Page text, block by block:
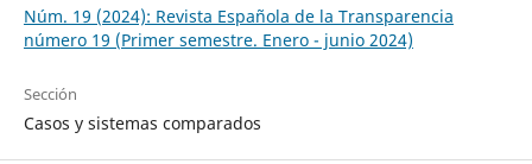
Núm. 19 (2024): Revista Española de la Transparencia
número 19 (Primer semestre. Enero - junio 2024)
Sección
Casos y sistemas comparados